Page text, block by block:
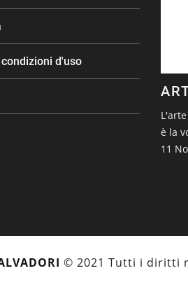
d'uso
è la
11
© 2021 Tutti i diritti